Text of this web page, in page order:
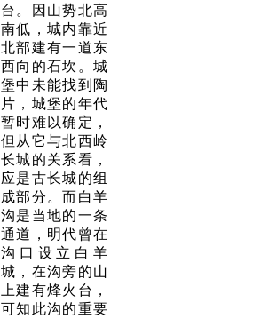
台。因山势北高
南低，城内靠近
北部建有一道东
西向的石坎。城
堡中未能找到陶
片，城堡的年代
暂时难以确定，
但从它与北西岭
长城的关系看，
应是古长城的组
成部分。而白羊
沟是当地的一条
通道，明代曾在
沟口设立白羊
城，在沟旁的山
上建有烽火台，
可知此沟的重要